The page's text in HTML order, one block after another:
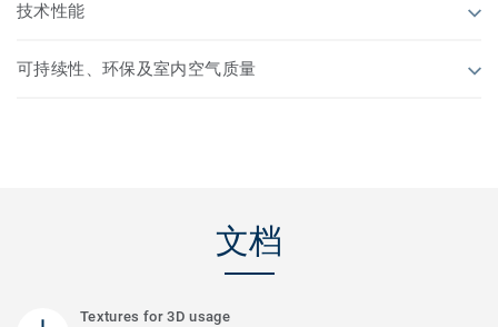
技术性能
可持续性、环保及室内空气质量
文档
Textures for 3D usage